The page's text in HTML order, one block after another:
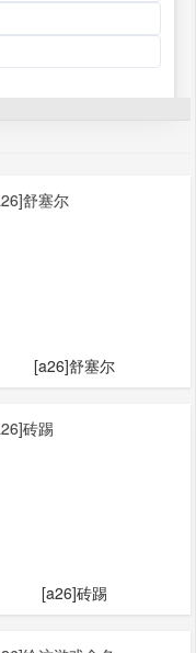
[a26]舒塞尔
[a26]砖踢